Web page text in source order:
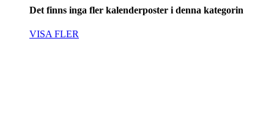
Det finns inga fler kalenderposter i denna kategorin
VISA FLER